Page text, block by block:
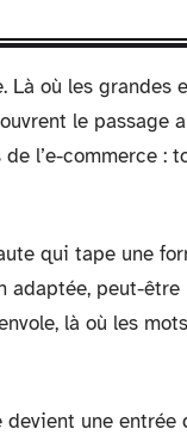
Là où les grandes
le passage
l’e-commerce :
qui tape une
adaptée, peut-
là où les
devient une